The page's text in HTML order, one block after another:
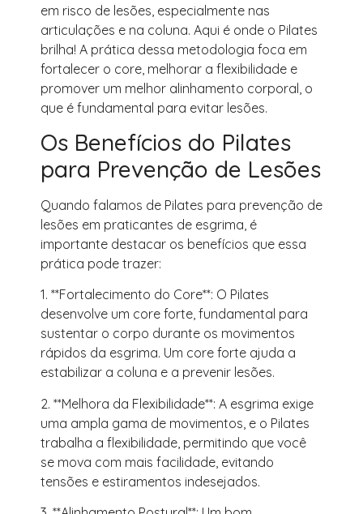
em risco de lesões, especialmente nas
articulações e na coluna. Aqui é onde o Pilates
brilha! A prática dessa metodologia foca em
fortalecer o core, melhorar a flexibilidade e
promover um melhor alinhamento corporal, o
que é fundamental para evitar lesões.
Os Benefícios do Pilates
para Prevenção de Lesões
Quando falamos de Pilates para prevenção de
lesões em praticantes de esgrima, é
importante destacar os benefícios que essa
prática pode trazer:
1. **Fortalecimento do Core**: O Pilates
desenvolve um core forte, fundamental para
sustentar o corpo durante os movimentos
rápidos da esgrima. Um core forte ajuda a
estabilizar a coluna e a prevenir lesões.
2. **Melhora da Flexibilidade**: A esgrima exige
uma ampla gama de movimentos, e o Pilates
trabalha a flexibilidade, permitindo que você
se mova com mais facilidade, evitando
tensões e estiramentos indesejados.